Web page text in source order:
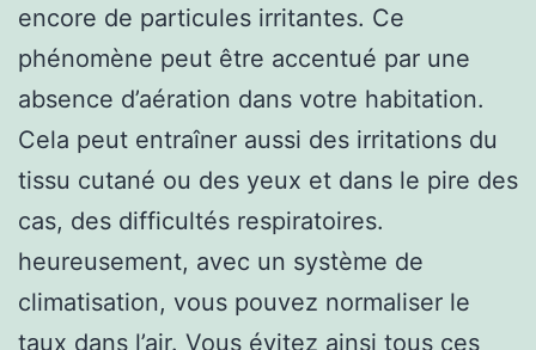
encore de particules irritantes. Ce
phénomène peut être accentué par une
absence d’aération dans votre habitation.
Cela peut entraîner aussi des irritations du
tissu cutané ou des yeux et dans le pire des
cas, des difficultés respiratoires.
heureusement, avec un système de
climatisation, vous pouvez normaliser le
taux dans l’air. Vous évitez ainsi tous ces